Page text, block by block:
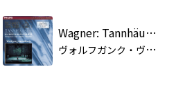
Wagner: Tannhäuser / Act 1: "Geliebter, sag, wo weilt dein Sinn?"
ヴ
ォルフガンク・ヴィントガッセン/グレース・バンブリー/バイロイト祝祭管弦楽団/ヴォルフガング・サヴァリッシュ